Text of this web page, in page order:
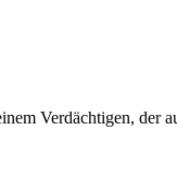
Verdächtigen, der